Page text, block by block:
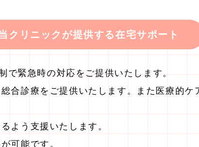
クリニックが提供する在宅サポート
で緊急時の対応をご提供いたします。
合診療をご提供いたします。また医療的
よう支援いたします。
可能です。